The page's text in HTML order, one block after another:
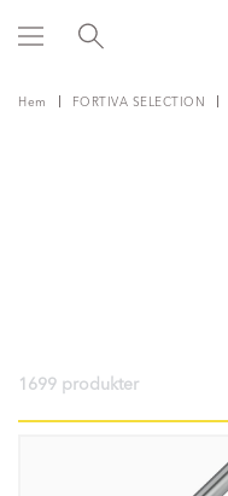
Hem FORTIVA SELECTION
1699 produkter